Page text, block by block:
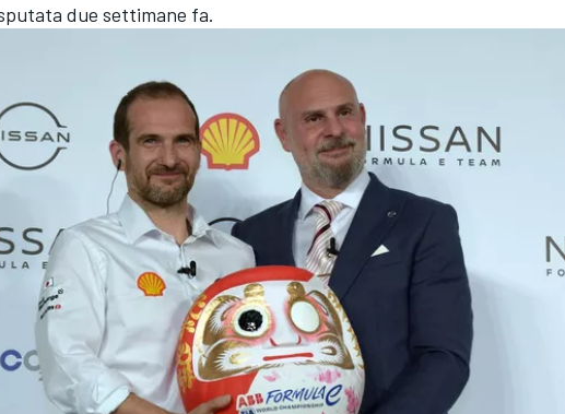
due settimane fa.